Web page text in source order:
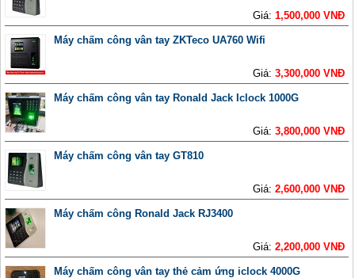
Giá:1,500,000 VNĐ
Máy chấm công vân tay ZKTeco UA760 Wifi
Giá:3,300,000 VNĐ
Máy chấm công vân tay Ronald Jack Iclock 1000G
Giá:3,800,000 VNĐ
Máy chấm công vân tay GT810
Giá:2,600,000 VNĐ
Máy chấm công Ronald Jack RJ3400
Giá:2,200,000 VNĐ
Máy chấm công vân tay thẻ cảm ứng iclock 4000G